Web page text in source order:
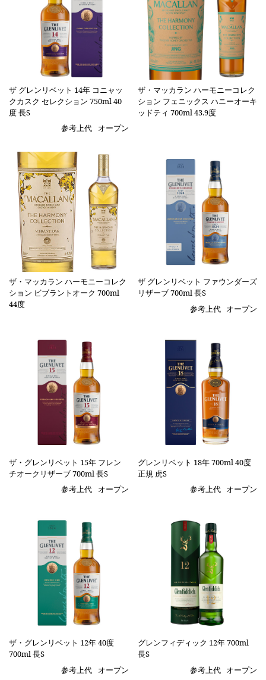
ザ グレンリベット 14年 コニャッ
クカスク セレクション 750ml 40
度 長S
参考上代
オープン
ザ・マッカラン ハーモニーコレク
ション フェニックス ハニーオーキ
ッドティ 700ml 43.9度
ザ・マッカラン ハーモニーコレク
ション ビブラントオーク 700ml
44度
ザ グレンリベット ファウンダーズ
リザーブ 700ml 長S
参考上代 オープン
ザ・グレンリベット 15年 フレン
チオークリザーブ 700ml 長S
参考上代
オープン
グレンリベット 18年 700ml 40度
正規 虎S
参考上代 オープン
ザ・グレンリベット 12年 40度
700ml 長S
参考上代
オープン
グレンフィディック 12年 700ml
長S
参考上代 オープン